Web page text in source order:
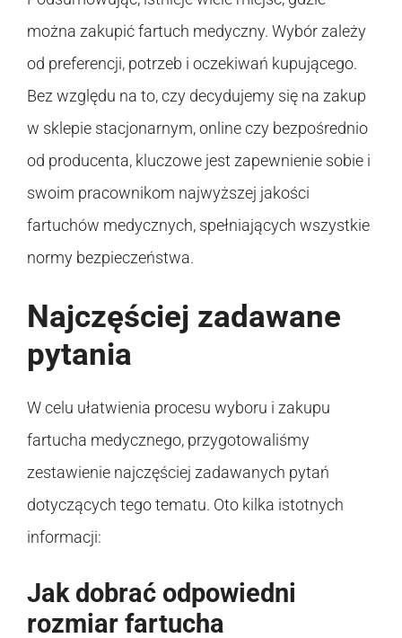
można zakupić fartuch medyczny. Wybór zależy
od preferencji, potrzeb i oczekiwań kupującego.
Bez względu na to, czy decydujemy się na zakup
w sklepie stacjonarnym, online czy bezpośrednio
od producenta, kluczowe jest zapewnienie sobie i
swoim pracownikom najwyższej jakości
fartuchów medycznych, spełniających wszystkie
normy bezpieczeństwa.
Najczęściej zadawane
pytania
W celu ułatwienia procesu wyboru i zakupu
fartucha medycznego, przygotowaliśmy
zestawienie najczęściej zadawanych pytań
dotyczących tego tematu. Oto kilka istotnych
informacji:
Jak dobrać odpowiedni
rozmiar fartucha